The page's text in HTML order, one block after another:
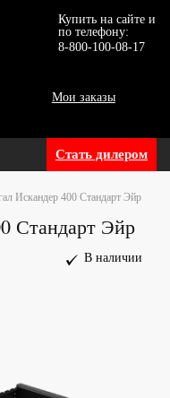
Купить на сайте и
по телефону:
8-800-100-08-17
Мои заказы
Стать дилером
Искандер 400 Стандарт Эйр
Стандарт Эйр
В наличии